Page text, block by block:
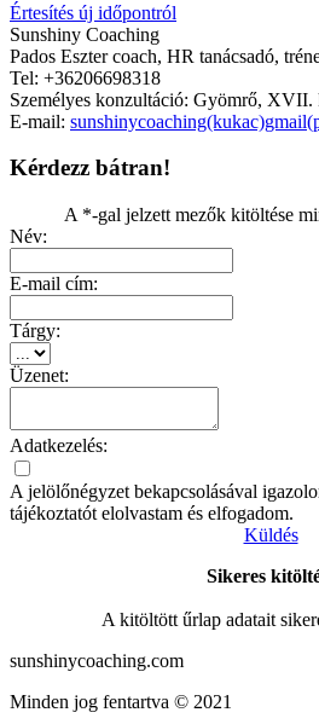
Értesítés új időpontról
Sunshiny Coaching
Pados Eszter coach, HR tanácsadó,
Tel: +36206698318
Személyes konzultáció: Gyömrő, XVII.
E-mail:
Kérdezz bátran!
A *-gal jelzett mezők kitöltése
Név:
E-mail cím:
Tárgy:
Üzenet:
Adatkezelés:
A jelölőnégyzet bekapcsolásával
tájékoztatót elolvastam és elfogadom.
Küldés
Sikeres
A kitöltött űrlap adatait
sunshinycoaching.com
Minden jog fentartva © 2021